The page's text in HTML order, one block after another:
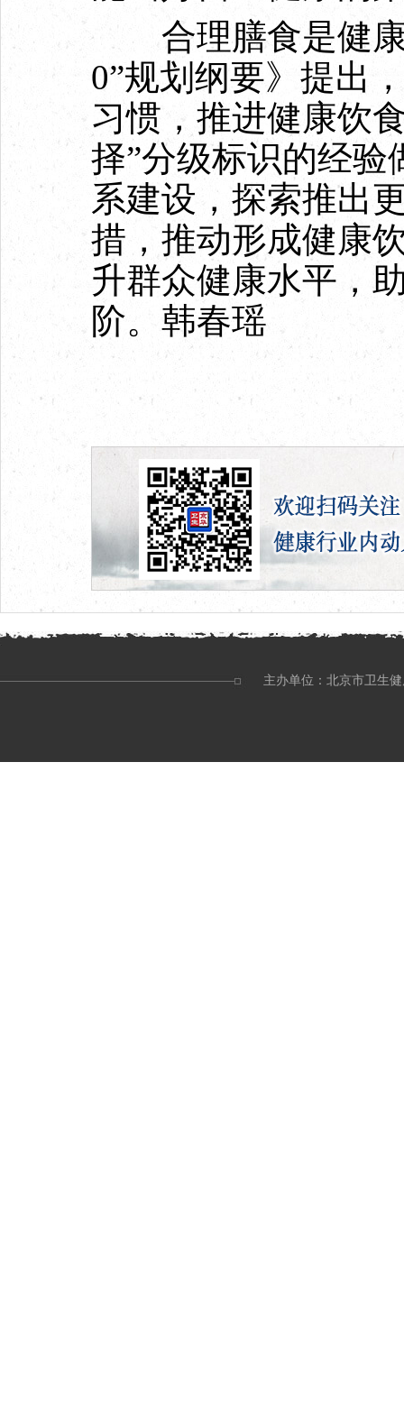
合理膳食是健康
0”规划纲要》提出
习惯，推进健康饮
择”分级标识的经
系建设，探索推出
措，推动形成健康
升群众健康水平，
阶。韩春瑶
主办单位：北京市卫生